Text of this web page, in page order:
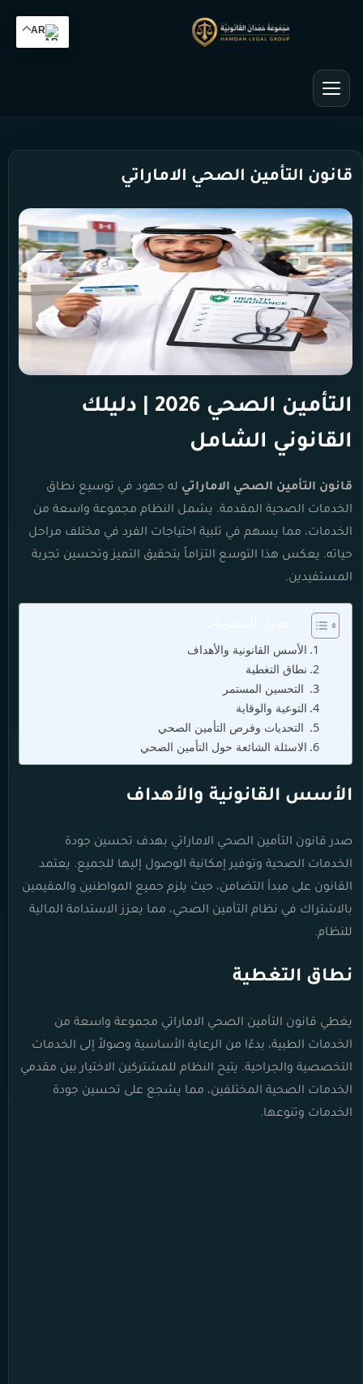
قانون التأمين الصحي الاماراتي
التأمين الصحي 2026 | دليلك
القانوني الشامل
قانون التأمين الصحي الاماراتي له جهود في توسيع نطاق
الخدمات الصحية المقدمة. يشمل النظام مجموعة واسعة من
الخدمات، مما يسهم في تلبية احتياجات الفرد في مختلف مراحل
حياته. يعكس هذا التوسع التزاماً بتحقيق التميز وتحسين تجربة
المستفيدين.
الأسس القانونية والأهداف
نطاق التغطية
التحسين المستمر
التوعية والوقاية
التحديات وفرص التأمين الصحي
الاسئلة الشائعة حول التأمين الصحي
الأسس القانونية والأهداف
صدر قانون التأمين الصحي الاماراتي بهدف تحسين جودة
الخدمات الصحية وتوفير إمكانية الوصول إليها للجميع. يعتمد
القانون على مبدأ التضامن، حيث يلزم جميع المواطنين والمقيمين
بالاشتراك في نظام التأمين الصحي، مما يعزز الاستدامة المالية
للنظام.
نطاق التغطية
يغطي قانون التأمين الصحي الاماراتي مجموعة واسعة من
الخدمات الطبية، بدءًا من الرعاية الأساسية وصولاً إلى الخدمات
التخصصية والجراحية. يتيح النظام للمشتركين الاختيار بين مقدمي
الخدمات الصحية المختلفين، مما يشجع على تحسين جودة
الخدمات وتنوعها.
AR